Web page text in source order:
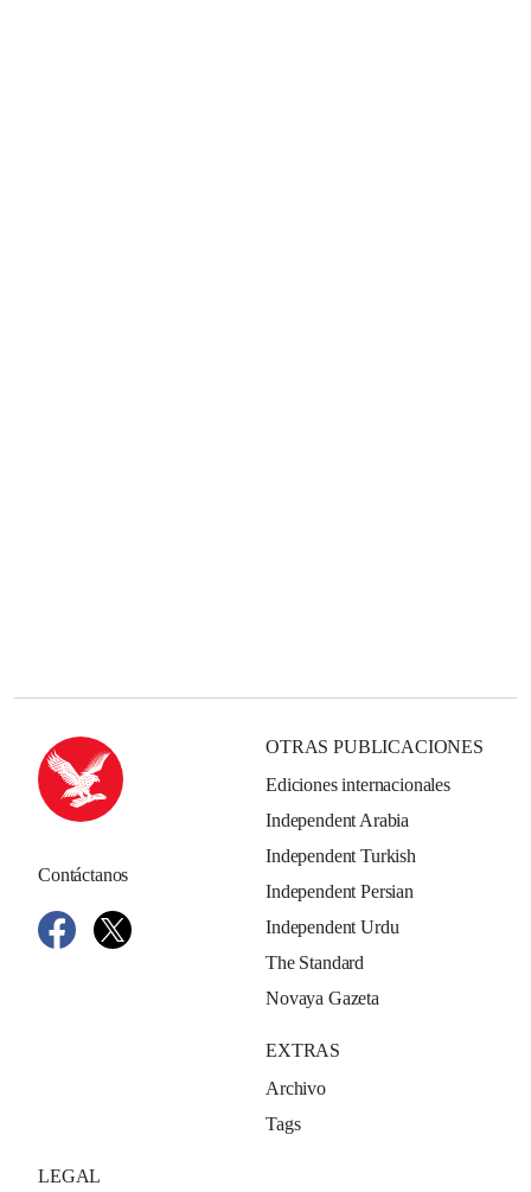
Contáctanos
OTRAS PUBLICACIONES
Ediciones internacionales
Independent Arabia
Independent Turkish
Independent Persian
Independent Urdu
The Standard
Novaya Gazeta
EXTRAS
Archivo
Tags
LEGAL